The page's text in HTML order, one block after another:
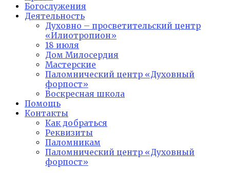
Богослужения
Деятельность
Духовно – просветительский центр
«Илиотропион»
18 июля
Дом Милосердия
Мастерские
Паломнический центр «Духовный
форпост»
Воскресная школа
Помощь
Контакты
Как добраться
Реквизиты
Паломникам
Паломнический центр «Духовный
форпост»